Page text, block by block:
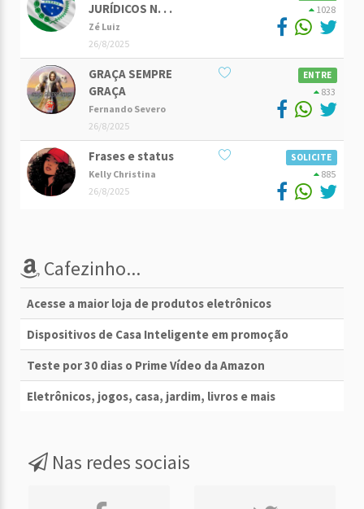
JURÍDICOS N. . .
Zé Luiz
26/8/2025
1028
GRAÇA SEMPRE
GRAÇA
Fernando Severo
26/8/2025
ENTRE
833
Frases e status
Kelly Christina
26/8/2025
SOLICITE
885
Cafezinho...
Acesse a maior loja de produtos eletrônicos
Dispositivos de Casa Inteligente em promoção
Teste por 30 dias o Prime Vídeo da Amazon
Eletrônicos, jogos, casa, jardim, livros e mais
Nas redes sociais